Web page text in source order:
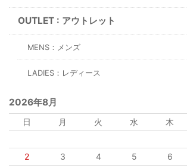
OUTLET : アウトレット
MENS：メンズ
LADIES：レディース
2026年8月
日 月 火 水 木
2
3 4 5 6